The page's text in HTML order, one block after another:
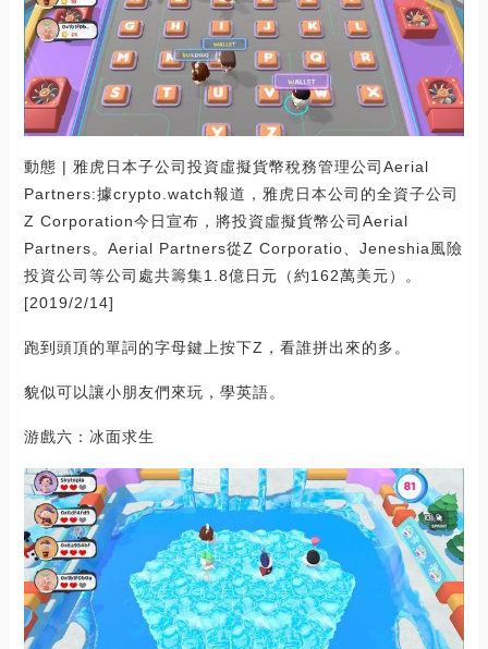
動態 | 雅虎日本子公司投資虛擬貨幣稅務管理公司Aerial
Partners:據crypto.watch報道，雅虎日本公司的全資子公司
Z Corporation今日宣布，將投資虛擬貨幣公司Aerial
Partners。Aerial Partners從Z Corporatio、Jeneshia風險
投資公司等公司處共籌集1.8億日元（約162萬美元）。
[2019/2/14]
跑到頭頂的單詞的字母鍵上按下Z，看誰拼出來的多。
貌似可以讓小朋友們來玩，學英語。
游戲六：冰面求生